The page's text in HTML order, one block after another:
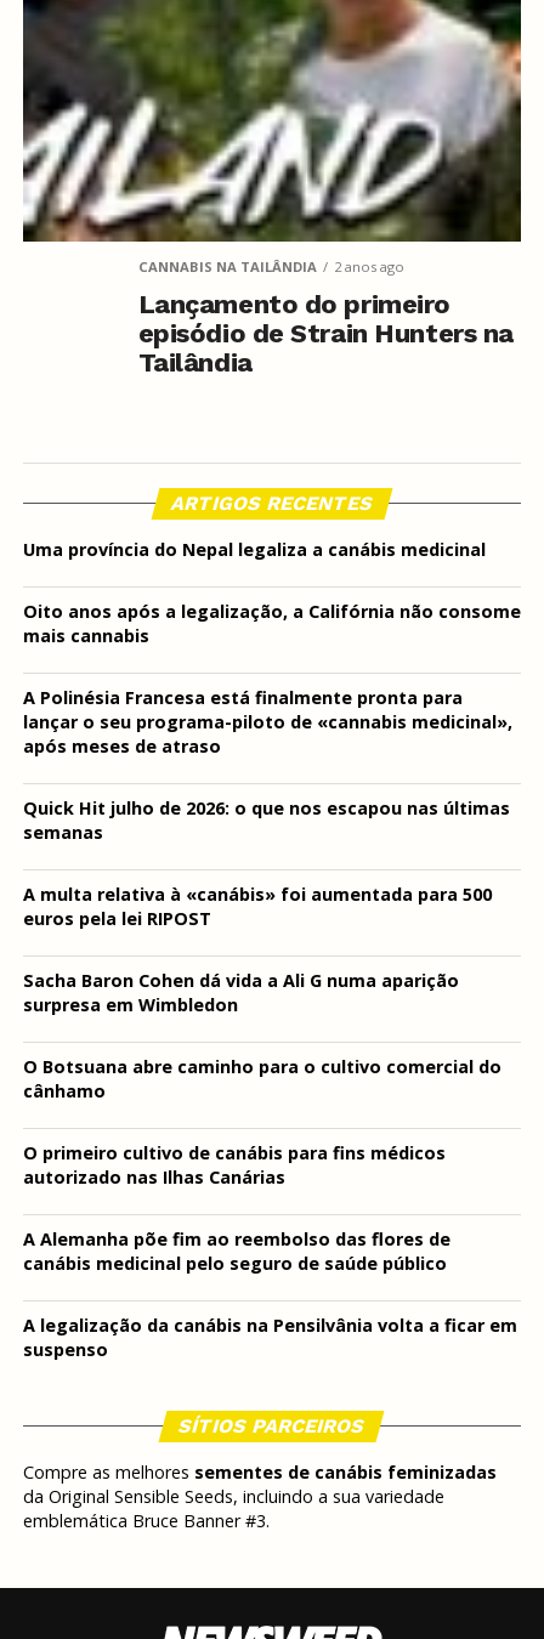
CANNABIS NA TAILÂNDIA 2 anos ago
Lançamento do primeiro
episódio de Strain Hunters na
Tailândia
ARTIGOS RECENTES
Uma província do Nepal legaliza a canábis medicinal
Oito anos após a legalização, a Califórnia não consome
mais cannabis
A Polinésia Francesa está finalmente pronta para
lançar o seu programa-piloto de «cannabis medicinal»,
após meses de atraso
Quick Hit julho de 2026: o que nos escapou nas últimas
semanas
A multa relativa à «canábis» foi aumentada para 500
euros pela lei RIPOST
Sacha Baron Cohen dá vida a Ali G numa aparição
surpresa em Wimbledon
O Botsuana abre caminho para o cultivo comercial do
cânhamo
O primeiro cultivo de canábis para fins médicos
autorizado nas Ilhas Canárias
A Alemanha põe fim ao reembolso das flores de
canábis medicinal pelo seguro de saúde público
A legalização da canábis na Pensilvânia volta a ficar em
suspenso
SÍTIOS PARCEIROS
Compre as melhores sementes de canábis feminizadas
da Original Sensible Seeds, incluindo a sua variedade
emblemática Bruce Banner #3.